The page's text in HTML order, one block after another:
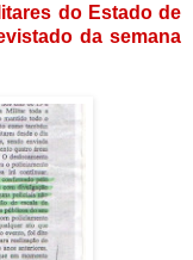
do Estado de
da semana